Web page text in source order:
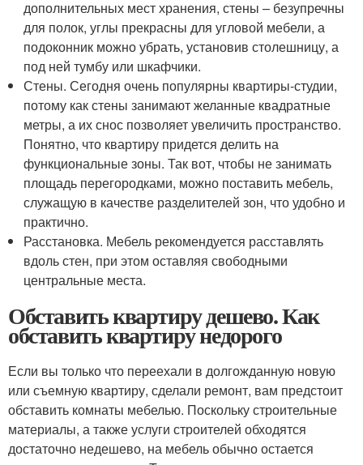
дополнительных мест хранения, стены – безупречны
для полок, углы прекрасны для угловой мебели, а
подоконник можно убрать, установив столешницу, а
под ней тумбу или шкафчики.
Стены. Сегодня очень популярны квартиры-студии,
потому как стены занимают желанные квадратные
метры, а их снос позволяет увеличить пространство.
Понятно, что квартиру придется делить на
функциональные зоны. Так вот, чтобы не занимать
площадь перегородками, можно поставить мебель,
служащую в качестве разделителей зон, что удобно и
практично.
Расстановка. Мебель рекомендуется расставлять
вдоль стен, при этом оставляя свободными
центральные места.
Обставить квартиру дешево. Как
обставить квартиру недорого
Если вы только что переехали в долгожданную новую
или съемную квартиру, сделали ремонт, вам предстоит
обставить комнаты мебелью. Поскольку строительные
материалы, а также услуги строителей обходятся
достаточно недешево, на мебель обычно остается